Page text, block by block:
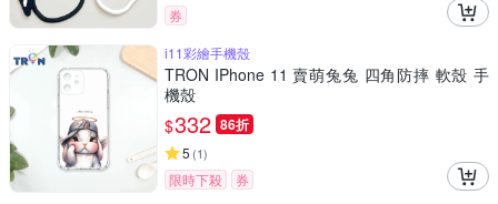
券
i11彩繪手機殼
TRON IPhone 11 賣萌兔兔 四角防摔 軟殼 手
機殼
$332 86折
5 (1)
限時下殺
券